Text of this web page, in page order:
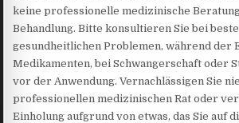
keine professionelle medizinische
Behandlung. Bitte konsultieren Sie bei
gesundheitlichen Problemen, während der
Medikamenten, bei Schwangerschaft oder
vor der Anwendung. Vernachlässigen Sie
professionellen medizinischen Rat oder
Einholung aufgrund von etwas, das Sie auf